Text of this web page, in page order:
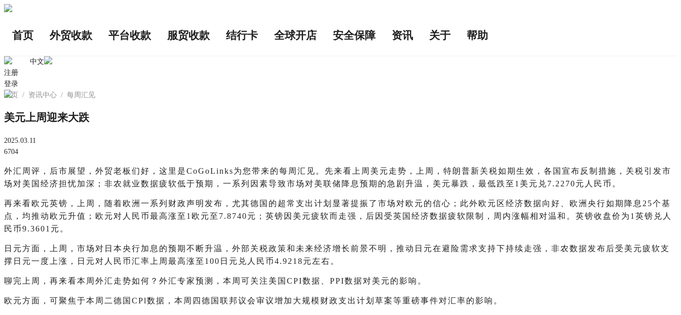
首页 外贸收款 平台收款 服贸收款 结行卡 全球开店 安全保障 资讯 关于 帮助
中文
注册
登录
首页
/ 资讯中心 / 每周汇见
美元上周迎来大跌
2025.03.11
6704
外汇周评，后市展望，外贸老板们好，这里是CoGoLinks为您带来的每周汇见。先来看上周美元走势，上周，特朗普新关税如期生效，各国宣布反制措施，关税引发市
场对美国经济担忧加深；非农就业数据疲软低于预期，一系列因素导致市场对美联储降息预期的急剧升温，美元暴跌，最低跌至1美元兑7.2270元人民币。
再来看欧元英镑，上周，随着欧洲一系列财政声明发布，尤其德国的超常支出计划显著提振了市场对欧元的信心；此外欧元区经济数据向好、欧洲央行如期降息25个基
点，均推动欧元升值；欧元对人民币最高涨至1欧元至7.8740元；英镑因美元疲软而走强，后因受英国经济数据疲软限制，周内涨幅相对温和。英镑收盘价为1英镑兑人
民币9.3601元。
日元方面，上周，市场对日本央行加息的预期不断升温，外部关税政策和未来经济增长前景不明，推动日元在避险需求支持下持续走强，非农数据发布后受美元疲软支
撑日元一度上涨，日元对人民币汇率上周最高涨至100日元兑人民币4.9218元左右。
聊完上周，再来看本周外汇走势如何？外汇专家预测，本周可关注美国CPI数据、PPI数据对美元的影响。
欧元方面，可聚焦于本周二德国CPl数据，本周四德国联邦议会审议增加大规模财政支出计划草案等重磅事件对汇率的影响。